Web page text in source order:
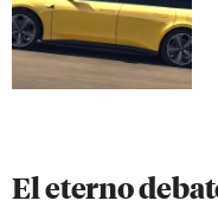
El eterno